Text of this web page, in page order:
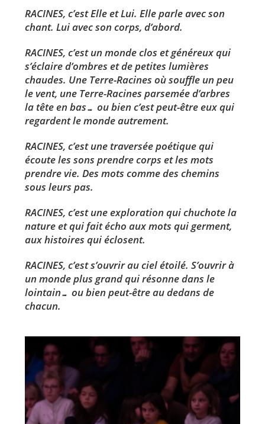
RACINES, c’est Elle et Lui. Elle parle avec son
chant. Lui avec son corps, d’abord.
RACINES, c’est un monde clos et généreux qui
s’éclaire d’ombres et de petites lumières
chaudes. Une Terre-Racines où souffle un peu
le vent, une Terre-Racines parsemée d’arbres
la tête en bas… ou bien c’est peut-être eux qui
regardent le monde autrement.
RACINES, c’est une traversée poétique qui
écoute les sons prendre corps et les mots
prendre vie. Des mots comme des chemins
sous leurs pas.
RACINES, c’est une exploration qui chuchote la
nature et qui fait écho aux mots qui germent,
aux histoires qui éclosent.
RACINES, c’est s’ouvrir au ciel étoilé.S’ouvrir à
un monde plus grand qui résonne dans le
lointain… ou bien peut-être au dedans de
chacun.